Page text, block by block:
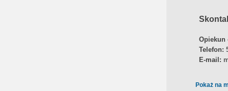
Opiekun
Telefon:
E-mail:
Pokaż na